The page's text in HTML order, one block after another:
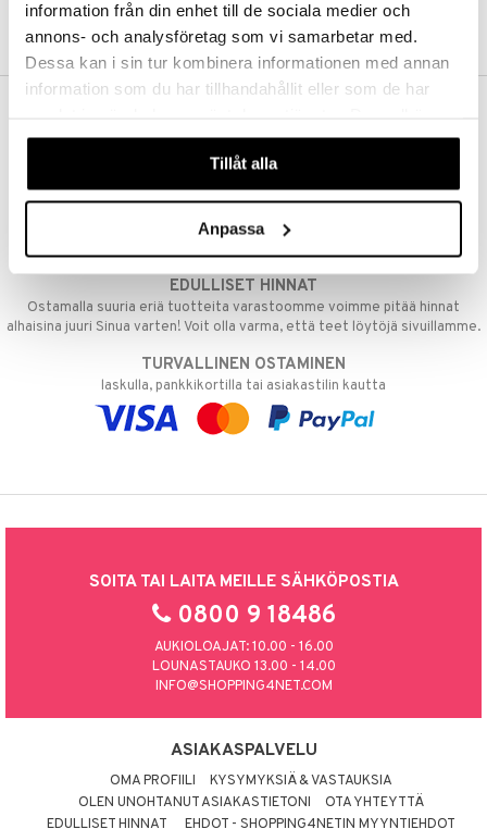
information från din enhet till de sociala medier och
annons- och analysföretag som vi samarbetar med.
Dessa kan i sin tur kombinera informationen med annan
information som du har tillhandahållit eller som de har
våra cookies vid fortsatt användande av vår webbplats.
Tillåt alla
Anpassa
LUO ASIAKAS
Aina maksuton vaihtoehto, huolimatta siitä ostatko yksittäisen
tuotteen tai koko tilauksellesi joka ylittää 50 €.
NOPEAT TOIMITUKSET
Ennen kello 13.00 tehdyt tilaukset lähetetään normaalisti samana
EDULLISET HINNAT
Ostamalla suuria eriä tuotteita varastoomme voimme pitää hinnat
alhaisina juuri Sinua varten! Voit olla varma, että teet löytöjä sivuillamme.
TURVALLINEN OSTAMINEN
laskulla, pankkikortilla tai asiakastilin kautta
SOITA TAI LAITA MEILLE SÄHKÖPOSTIA
0800 9 18486
AUKIOLOAJAT: 10.00 - 16.00
LOUNASTAUKO 13.00 - 14.00
INFO@SHOPPING4NET.COM
ASIAKASPALVELU
OMA PROFIILI
KYSYMYKSIÄ & VASTAUKSIA
OLEN UNOHTANUT ASIAKASTIETONI
OTA YHTEYTTÄ
EDULLISET HINNAT
EHDOT - SHOPPING4NETIN MYYNTIEHDOT